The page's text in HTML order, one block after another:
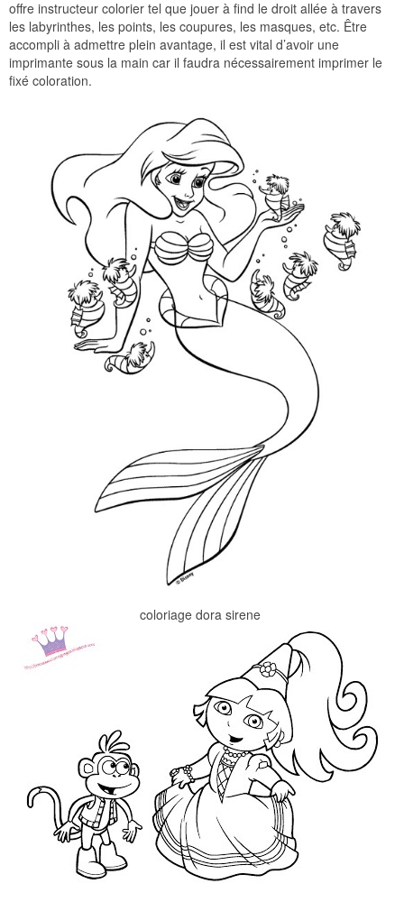
offre instructeur colorier tel que jouer à find le droit allée à travers
les labyrinthes, les points, les coupures, les masques, etc. Être
accompli à admettre plein avantage, il est vital d’avoir une
imprimante sous la main car il faudra nécessairement imprimer le
fixé coloration.
coloriage dora sirene